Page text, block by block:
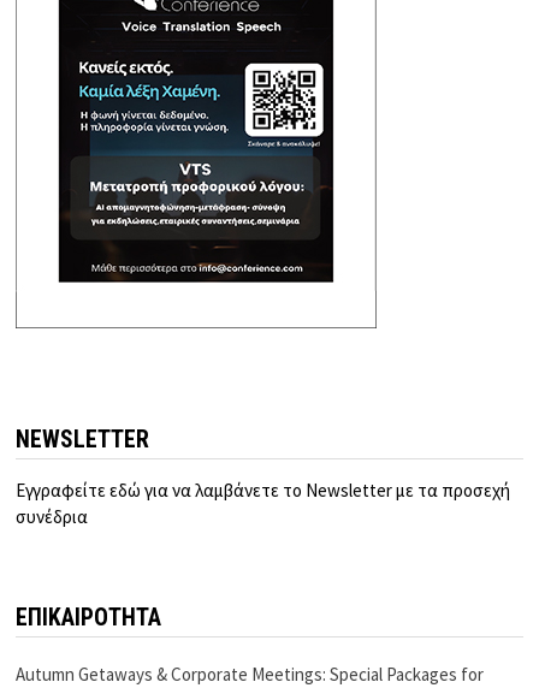
NEWSLETTER
Εγγραφείτε εδώ για να λαμβάνετε το Newsletter με τα προσεχή
συνέδρια
ΕΠΙΚΑΙΡΟΤΗΤΑ
Autumn Getaways & Corporate Meetings: Special Packages for